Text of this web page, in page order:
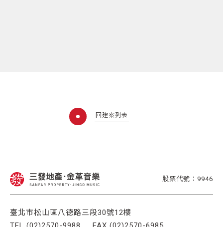
回建案列表
股票代號：9946
臺北市松山區八德路三段30號12樓